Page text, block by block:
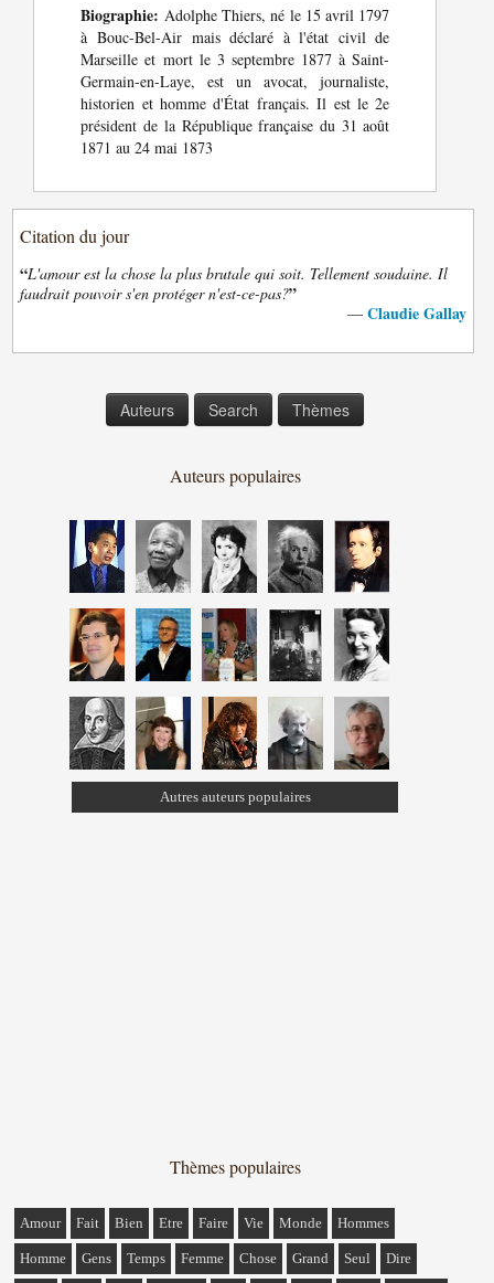
Biographie: Adolphe Thiers, né le 15 avril 1797
à Bouc-Bel-Air mais déclaré à l'état civil de
Marseille et mort le 3 septembre 1877 à Saint-
Germain-en-Laye, est un avocat, journaliste,
historien et homme d'État français. Il est le 2e
président de la République française du 31 août
1871 au 24 mai 1873
Citation du jour
“L'amour est la chose la plus brutale qui soit. Tellement soudaine. Il
faudrait pouvoir s'en protéger n'est-ce-pas?”
— Claudie Gallay
Auteurs Search Thèmes
Auteurs populaires
Autres auteurs populaires
Thèmes populaires
Amour Fait Bien Etre Faire Vie Monde Hommes
Homme Gens Temps Femme Chose Grand Seul Dire